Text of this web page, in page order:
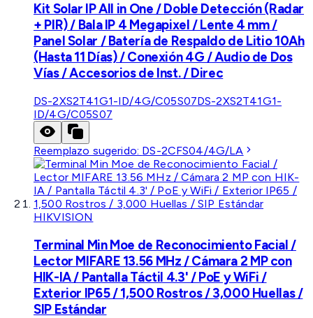
Kit Solar IP All in One / Doble Detección (Radar
+ PIR) / Bala IP 4 Megapixel / Lente 4 mm /
Panel Solar / Batería de Respaldo de Litio 10Ah
(Hasta 11 Días) / Conexión 4G / Audio de Dos
Vías / Accesorios de Inst. / Direc
DS-2XS2T41G1-ID/4G/C05S07DS-2XS2T41G1-
ID/4G/C05S07
Reemplazo sugerido: DS-2CFS04/4G/LA
HIKVISION
Terminal Min Moe de Reconocimiento Facial /
Lector MIFARE 13.56 MHz / Cámara 2 MP con
HIK-IA / Pantalla Táctil 4.3' / PoE y WiFi /
Exterior IP65 / 1,500 Rostros / 3,000 Huellas /
SIP Estándar